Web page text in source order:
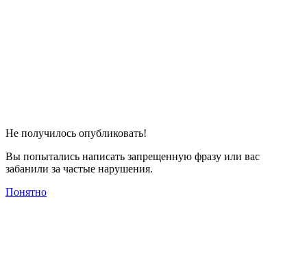
Не получилось опубликовать!
Вы попытались написать запрещенную фразу или вас
забанили за частые нарушения.
Понятно